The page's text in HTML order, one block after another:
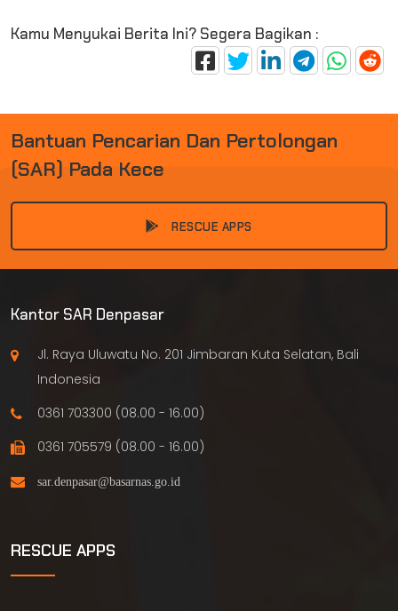
Kamu Menyukai Berita Ini? Segera Bagikan :
BANTUAN PENCARIAN DAN PERTOLONGAN
(SAR) PADA KECE
RESCUE APPS
Kantor SAR Denpasar
Jl. Raya Uluwatu No. 201 Jimbaran Kuta Selatan, Bali
Indonesia
0361 703300 (08.00 - 16.00)
0361 705579 (08.00 - 16.00)
RESCUE APPS